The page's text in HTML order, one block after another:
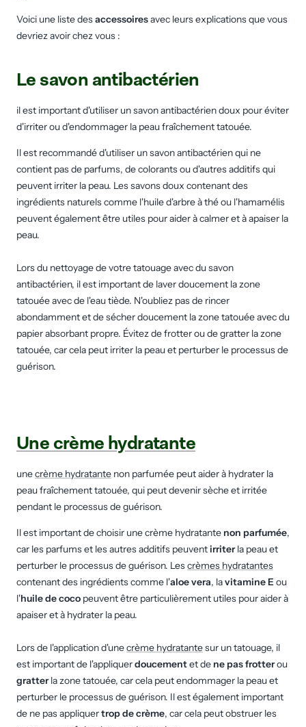
Voici une liste desaccessoiresavec leurs explications que vous
devriez avoir chez vous :
Le savon antibactérien
il est important d'utiliser un savon antibactérien doux pour éviter
d'irriter ou d'endommager la peau fraîchement tatouée.
Il est recommandé d'utiliser un savon antibactérien qui ne
contient pas de parfums, de colorants ou d'autres additifs qui
peuvent irriter la peau. Les savons doux contenant des
ingrédients naturels comme l'huile d'arbre à thé ou l'hamamélis
peuvent également être utiles pour aider à calmer et à apaiser la
peau.
Lors du nettoyage de votre tatouage avec du savon
antibactérien, il est important de laver doucement la zone
tatouée avec de l'eau tiède. N'oubliez pas de rincer
abondamment et de sécher doucement la zone tatouée avec du
papier absorbant propre. Évitez de frotter ou de gratter la zone
tatouée, car cela peut irriter la peau et perturber le processus de
guérison.
Une crème hydratante
unecrème hydratante non parfumée peut aider à hydrater la
peau fraîchement tatouée, qui peut devenir sèche et irritée
pendant le processus de guérison.
Il est important de choisir une crème hydratante non parfumée,
car les parfums et les autres additifs peuventirriterla peau et
perturber le processus de guérison. Lescrèmes hydratantes
contenant des ingrédients comme l'aloe vera, lavitamine Eou
l'huile de coco peuvent être particulièrement utiles pour aider à
apaiser et à hydrater la peau.
Lors de l'application d'unecrème hydratantesur un tatouage, il
est important de l'appliquerdoucementet de ne pas frotterou
gratterla zone tatouée, car cela peut endommager la peau et
perturber le processus de guérison. Il est également important
de ne pas appliquertrop de crème, car cela peut obstruer les